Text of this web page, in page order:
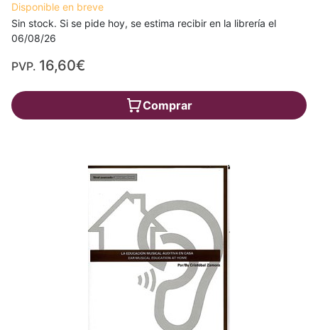
Disponible en breve
Sin stock. Si se pide hoy, se estima recibir en la librería el
06/08/26
PVP. 16,60€
Comprar